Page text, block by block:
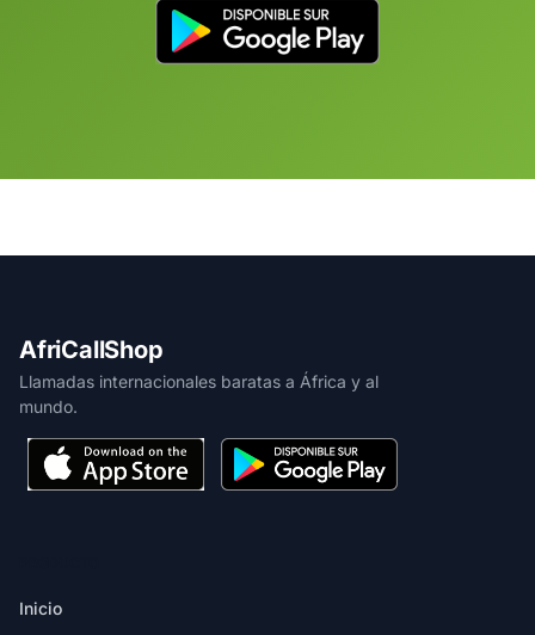
AfriCallShop
Llamadas internacionales baratas a África y al
mundo.
Inicio